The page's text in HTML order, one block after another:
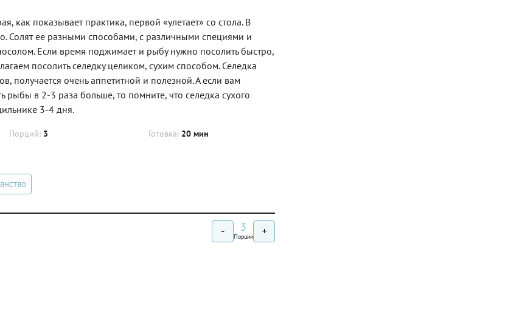
как показывает практика, первой «улетает» со стола. В
Солят ее разными способами, с различными специями и
Если время поджимает и рыбу нужно посолить быстро,
посолить селедку целиком, сухим способом. Селедка
получается очень аппетитной и полезной. А если вам
рыбы в 2-3 раза больше, то помните, что селедка сухого
3-4 дня.
Порций: 3 Готовка: 20 мин
- 3
Порции +